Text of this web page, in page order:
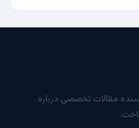
مقالات تخصصی درباره